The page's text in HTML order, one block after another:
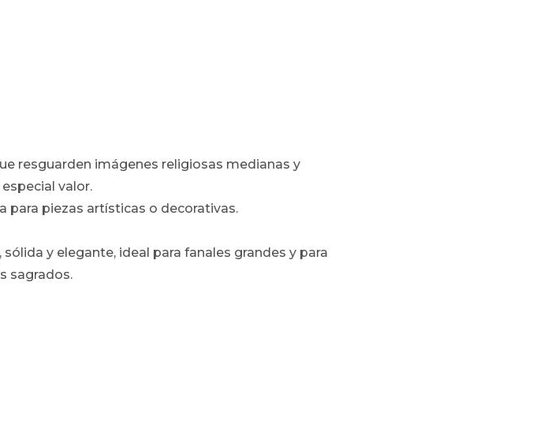
resguarden imágenes religiosas medianas y
valor.
para piezas artísticas o decorativas.
y elegante, ideal para fanales grandes y para
sagrados.